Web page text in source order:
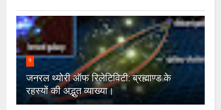
9
जनरल थ्‍योरी ऑफ रिलेटिविटी: ब्रह्माण्‍ड के
रहस्‍यों की अद्भुत व्‍याख्‍या।